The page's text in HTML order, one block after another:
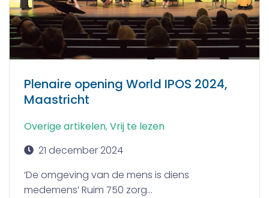
Plenaire opening World IPOS 2024,
Maastricht
Overige artikelen, Vrij te lezen
21 december 2024
‘De omgeving van de mens is diens
medemens’ Ruim 750 zorg...